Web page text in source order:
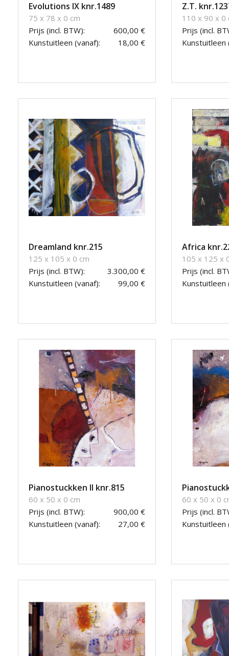
Evolutions IX knr.1489
75 x 78 x 0 cm
Prijs (incl. BTW):
600,00 €
Kunstuitleen (vanaf):
18,00 €
Z.T.
110 x 90 x 0
Prijs (incl.
Kunstuitleen
Dreamland knr.215
125 x 105 x 0 cm
Prijs (incl. BTW):
3.300,00 €
Kunstuitleen (vanaf):
99,00 €
Africa
105 x 125 x
Prijs (incl.
Kunstuitleen
Pianostuckken II knr.815
60 x 50 x 0 cm
Prijs (incl. BTW):
900,00 €
Kunstuitleen (vanaf):
27,00 €
60 x 50 x 0
Prijs (incl.
Kunstuitleen